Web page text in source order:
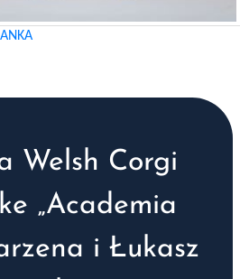
Welsh Corgi
„Academia
i Łukasz